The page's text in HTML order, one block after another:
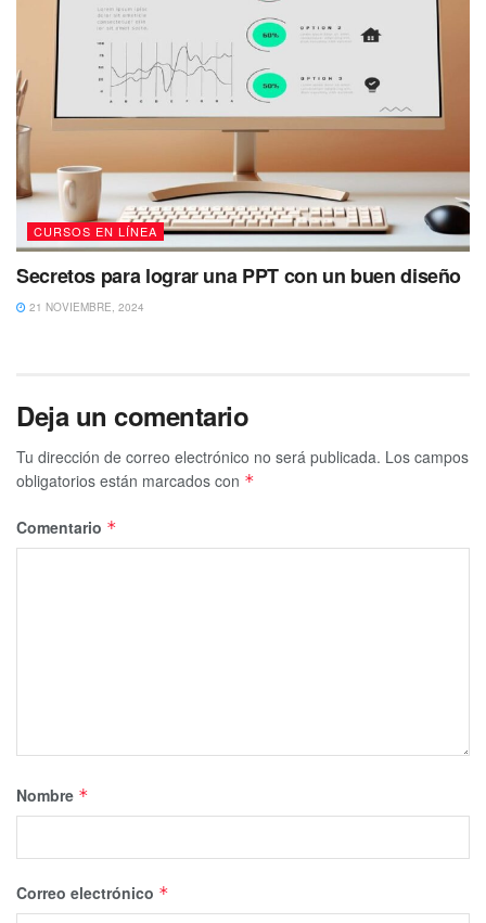
CURSOS EN LÍNEA
Secretos para lograr una PPT con un buen diseño
21 NOVIEMBRE, 2024
Deja un comentario
Tu dirección de correo electrónico no será publicada. Los campos
obligatorios están marcados con *
Comentario *
Nombre *
Correo electrónico *